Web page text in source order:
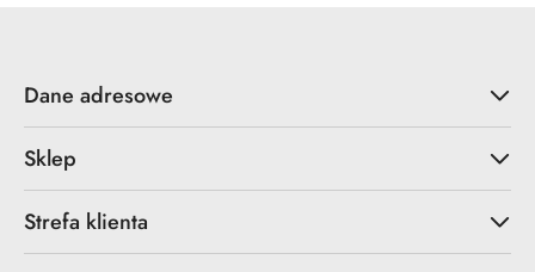
Dane adresowe
Sklep
Strefa klienta